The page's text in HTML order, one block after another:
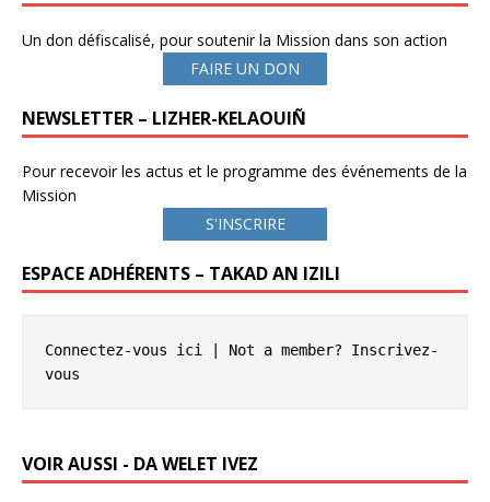
Un don défiscalisé, pour soutenir la Mission dans son action
FAIRE UN DON
NEWSLETTER – LIZHER-KELAOUIÑ
Pour recevoir les actus et le programme des événements de la
Mission
S'INSCRIRE
ESPACE ADHÉRENTS – TAKAD AN IZILI
Connectez-vous ici | Not a member? Inscrivez-
vous
VOIR AUSSI - DA WELET IVEZ